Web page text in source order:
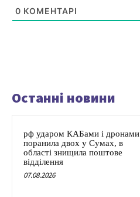
0 КОМЕНТАРІ
Останні новини
рф ударом КАБами і дронами
поранила двох у Сумах, в
області знищила поштове
відділення
07.08.2026